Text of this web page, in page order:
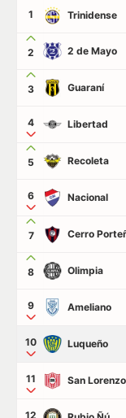
1 Trinidense
2 2 de Mayo
3 Guaraní
4 Libertad
5 Recoleta
6 Nacional
7 Cerro
8 Olimpia
9 Ameliano
10 Luqueño
11 San Lorenzo
12